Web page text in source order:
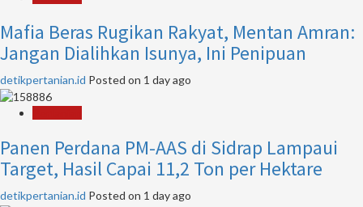
Mafia Beras Rugikan Rakyat, Mentan Amran:
Jangan Dialihkan Isunya, Ini Penipuan
detikpertanian.id Posted on 1 day ago
Panen Perdana PM-AAS di Sidrap Lampaui
Target, Hasil Capai 11,2 Ton per Hektare
detikpertanian.id Posted on 1 day ago